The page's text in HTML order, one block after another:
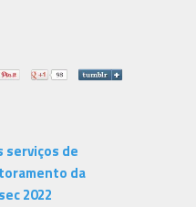
serviços de
da
2022